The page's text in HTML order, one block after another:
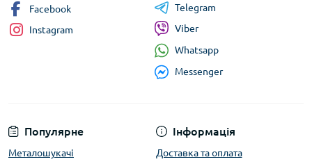
Популярне
Металошукачі
Інформація
Доставка та оплата
Facebook
Instagram
Telegram
Viber
Whatsapp
Messenger